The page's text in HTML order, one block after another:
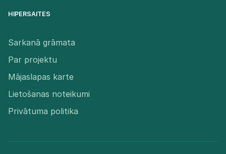
HIPERSAITES
Sarkanā grāmata
Par projektu
Mājaslapas karte
Lietošanas noteikumi
Privātuma politika